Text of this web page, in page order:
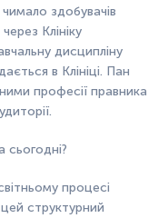
здобувачів
Клініку
дисципліну
в Клініці. Пан
професії правника
процесі
структурний